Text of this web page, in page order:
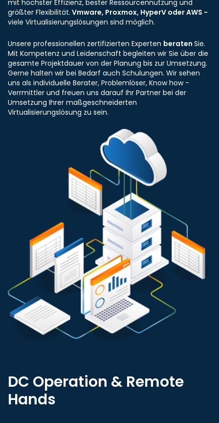
mit höchster Effizienz, bester Ressourcennutzung und
größter Flexibilität. Vmware, Proxmox, HyperV oder AWS -
viele Virtualisierungslösungen sind möglich.
Unsere professionellen zertifizierten Experten beraten Sie.
Mit Kompetenz und Leidenschaft begleiten wir Sie über die
gesamte Projektdauer von der Planung bis zur Umsetzung.
Gerne halten wir bei Bedarf auch Schulungen. Wir sehen
uns als individuelle Berater, Problemlöser, Know how -
Verrmittler und freuen uns darauf Ihr Partner bei der
Umsetzung Ihrer maßgeschneiderten
Virtualisierungslösung zu sein.
DC Operation & Remote
Hands